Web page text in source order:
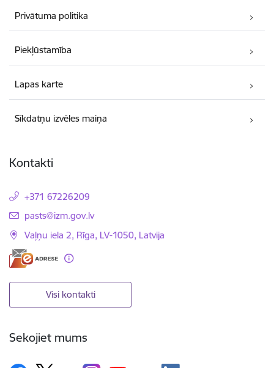
Privātuma politika
Piekļūstamība
Lapas karte
Sīkdatņu izvēles maiņa
Kontakti
+371 67226209
E-pasts:
pasts@izm.gov.lv
Vaļņu iela 2, Rīga, LV-1050, Latvija
Visi kontakti
Sekojiet mums